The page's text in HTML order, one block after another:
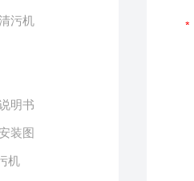
污机
明书
装图
机